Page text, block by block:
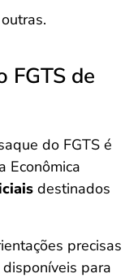
FGTS de
do FGTS é
Econômica
destinados
precisas
para